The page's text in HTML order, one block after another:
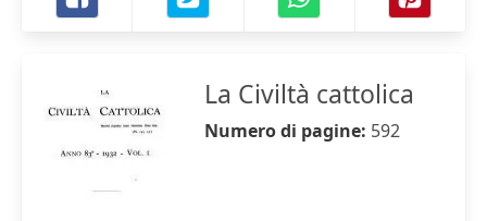
La Civiltà cattolica
Numero di pagine: 592